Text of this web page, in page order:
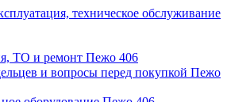
техническое обслуживание
ТО и ремонт Пежо 406
и вопросы перед покупкой Пежо